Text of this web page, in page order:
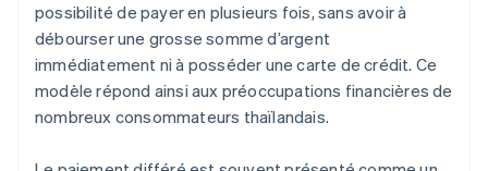
possibilité de payer en plusieurs fois, sans avoir à
débourser une grosse somme d’argent
immédiatement ni à posséder une carte de crédit. Ce
modèle répond ainsi aux préoccupations financières de
nombreux consommateurs thaïlandais.